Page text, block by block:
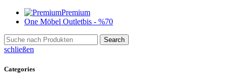
Premium
One Möbel Outletbis - %70
Search
schließen
Categories